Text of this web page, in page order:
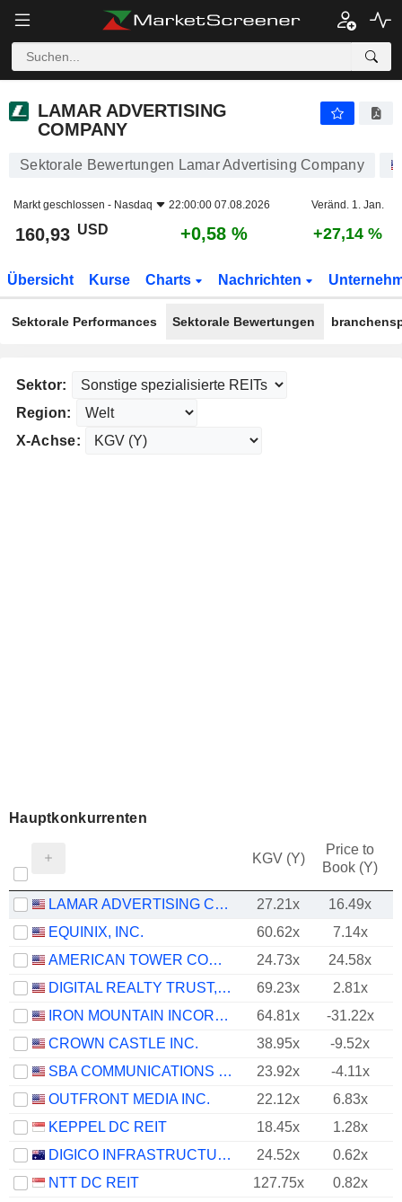
LAMAR ADVERTISING
COMPANY
Sektorale Bewertungen Lamar Advertising Company
Markt geschlossen - Nasdaq 22:00:00 07.08.2026 Veränd. 1. Jan.
160,93 USD +0,58 % +27,14 %
Übersicht Kurse Charts Nachrichten
Sektorale Performances Sektorale Bewertungen
Sektor:
Region:
X-Achse:
Hauptkonkurrenten
KGV (Y)
Price to
Book (Y)
LAMAR ADVERTISING COMPANY 27.21x 16.49x
EQUINIX, INC.
60.62x
7.14x
AMERICAN TOWER CORPORATION
24.73x
24.58x
DIGITAL REALTY TRUST, INC.
69.23x
2.81x
IRON MOUNTAIN INCORPORATED
64.81x
-31.22x
CROWN CASTLE INC.
38.95x
-9.52x
SBA COMMUNICATIONS CORPORATION
23.92x
-4.11x
OUTFRONT MEDIA INC.
22.12x
6.83x
KEPPEL DC REIT
18.45x
1.28x
DIGICO INFRASTRUCTURE REIT
24.52x
0.62x
NTT DC REIT
127.75x
0.82x